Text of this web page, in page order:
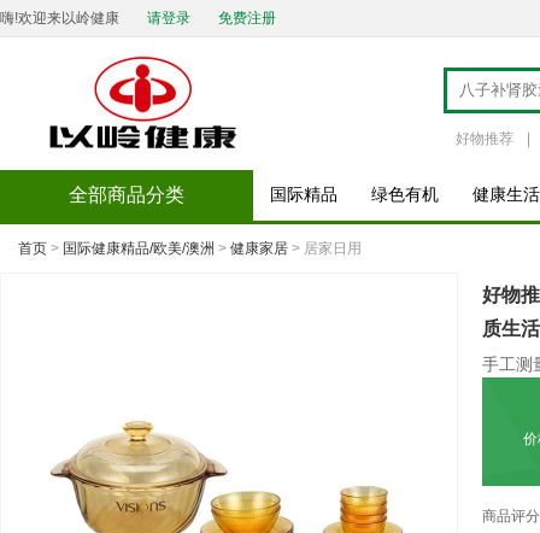
嗨!欢迎来以岭健康 请登录 免费注册
好物推荐
全部商品分类 国际精品 绿色有机 健康生活
首页 > 国际健康精品/欧美/澳洲 > 健康家居 > 居家日用
好物
质生
手工测
商品评